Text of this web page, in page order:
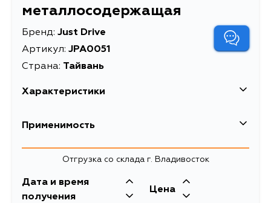
металлосодержащая
Бренд: Just Drive
Артикул: JPA0051
Страна: Тайвань
Характеристики
Описание Прокладка металлосодержащая
Применимость
Toyota
Кузов Двигатель
ACV30, ACV30L, AHV40, ASV40,
Отгрузка со склада г. Владивосток
Дата и время
получения
Цена